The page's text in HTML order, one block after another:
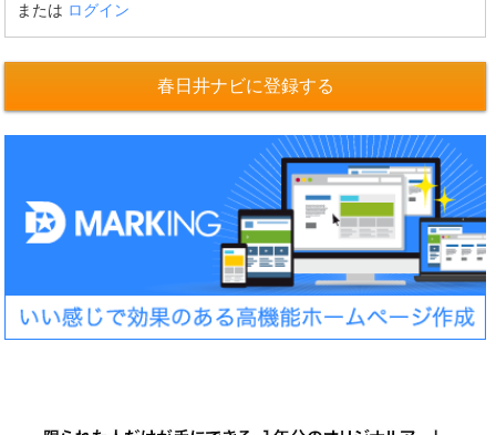
または ログイン
春日井ナビに登録する